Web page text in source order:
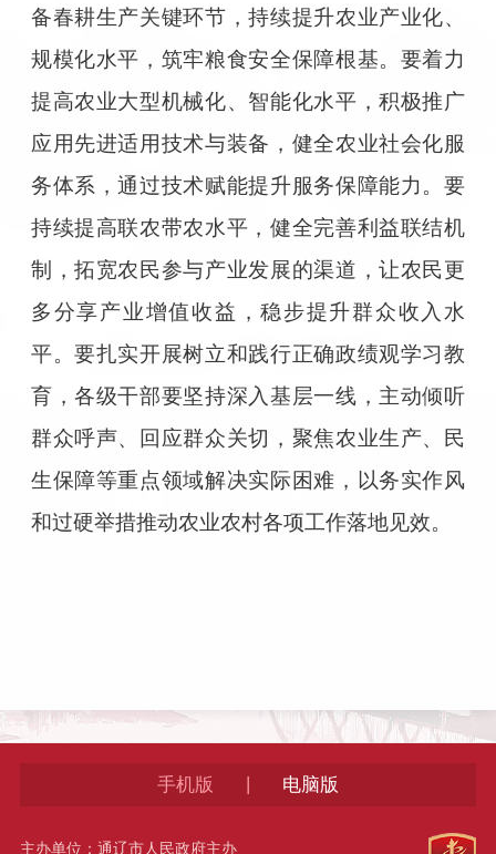
备春耕生产关键环节，持续提升农业产业化、
规模化水平，筑牢粮食安全保障根基。要着力
提高农业大型机械化、智能化水平，积极推广
应用先进适用技术与装备，健全农业社会化服
务体系，通过技术赋能提升服务保障能力。要
持续提高联农带农水平，健全完善利益联结机
制，拓宽农民参与产业发展的渠道，让农民更
多分享产业增值收益，稳步提升群众收入水
平。要扎实开展树立和践行正确政绩观学习教
育，各级干部要坚持深入基层一线，主动倾听
群众呼声、回应群众关切，聚焦农业生产、民
生保障等重点领域解决实际困难，以务实作风
和过硬举措推动农业农村各项工作落地见效。
手机版 电脑版
主办单位：通辽市人民政府主办